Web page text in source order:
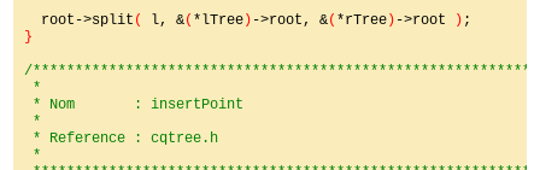
  root->split
( l, &( *lTree ) ->root, &( *rTree ) ->root )
}
/
*
* Nom       : insertPoint
*
* Reference : cqtree.h
*